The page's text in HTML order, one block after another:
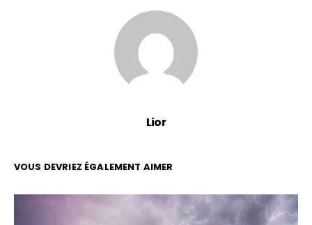
Lior
VOUS DEVRIEZ ÉGALEMENT AIMER